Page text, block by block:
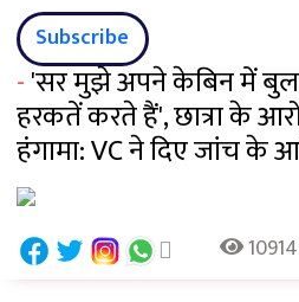
Subscribe
-'सर मुझे अपने केबिन में
हरकतें करते हैं', छात्रा के
हंगामा: VC ने दिए जांच के
10914